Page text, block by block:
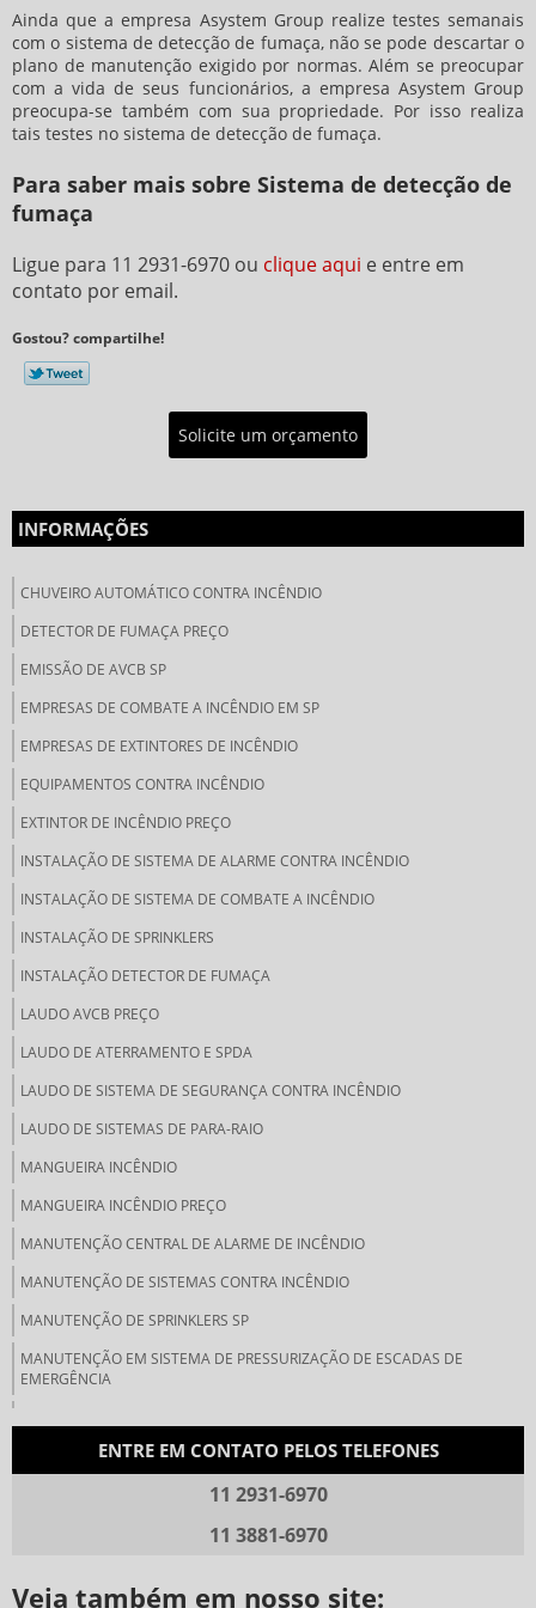
Ainda que a empresa Asystem Group realize testes semanais
com o sistema de detecção de fumaça, não se pode descartar o
plano de manutenção exigido por normas. Além se preocupar
com a vida de seus funcionários, a empresa Asystem Group
preocupa-se também com sua propriedade. Por isso realiza
tais testes no sistema de detecção de fumaça.
Para saber mais sobre Sistema de detecção de
fumaça
Ligue para 11 2931-6970 ou clique aqui e entre em
contato por email.
Gostou? compartilhe!
Solicite um orçamento
INFORMAÇÕES
CHUVEIRO AUTOMÁTICO CONTRA INCÊNDIO
DETECTOR DE FUMAÇA PREÇO
EMISSÃO DE AVCB SP
EMPRESAS DE COMBATE A INCÊNDIO EM SP
EMPRESAS DE EXTINTORES DE INCÊNDIO
EQUIPAMENTOS CONTRA INCÊNDIO
EXTINTOR DE INCÊNDIO PREÇO
INSTALAÇÃO DE SISTEMA DE ALARME CONTRA INCÊNDIO
INSTALAÇÃO DE SISTEMA DE COMBATE A INCÊNDIO
INSTALAÇÃO DE SPRINKLERS
INSTALAÇÃO DETECTOR DE FUMAÇA
LAUDO AVCB PREÇO
LAUDO DE ATERRAMENTO E SPDA
LAUDO DE SISTEMA DE SEGURANÇA CONTRA INCÊNDIO
LAUDO DE SISTEMAS DE PARA-RAIO
MANGUEIRA INCÊNDIO
MANGUEIRA INCÊNDIO PREÇO
MANUTENÇÃO CENTRAL DE ALARME DE INCÊNDIO
MANUTENÇÃO DE SISTEMAS CONTRA INCÊNDIO
MANUTENÇÃO DE SPRINKLERS SP
MANUTENÇÃO EM SISTEMA DE PRESSURIZAÇÃO DE ESCADAS DE
EMERGÊNCIA
MANUTENÇÃO SPRINKLERS
PLACAS DE SINALIZAÇÃO DE EMERGÊNCIA PREÇO
PLACAS DE SINALIZAÇÃO DE INCÊNDIO PREÇO
ENTRE EM CONTATO PELOS TELEFONES
11 2931-6970
11 3881-6970
Veja também em nosso site: